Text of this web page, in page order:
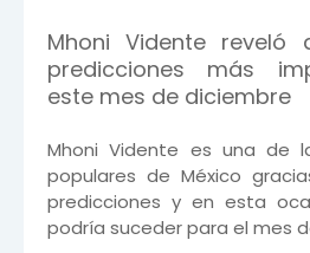
Mhoni Vidente reveló
predicciones más
este mes de diciembre
Mhoni Vidente es una de
populares de México
predicciones y en esta
podría suceder para el mes